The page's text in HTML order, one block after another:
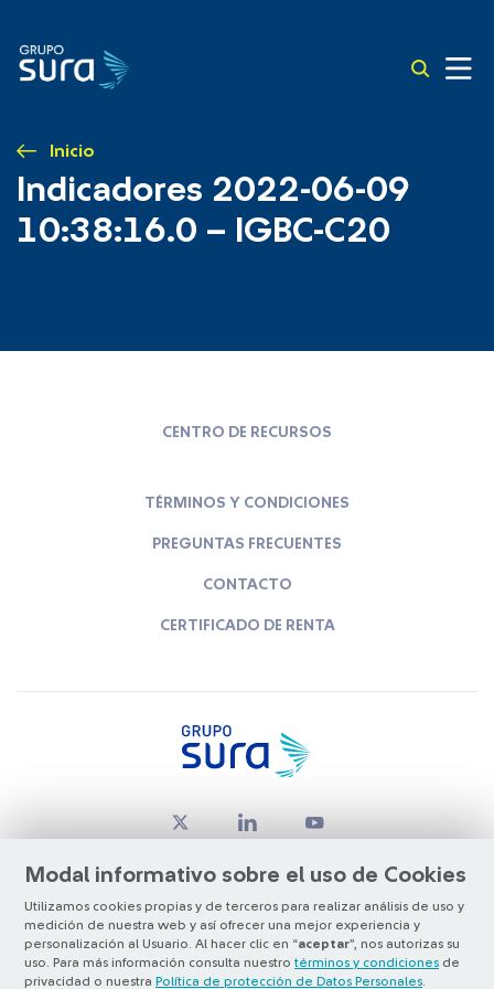
Inicio
Indicadores 2022-06-09
10:38:16.0 – IGBC-C20
Modal informativo sobre el uso de Cookies
Utilizamos cookies propias y de terceros para realizar análisis de uso y
medición de nuestra web y así ofrecer una mejor experiencia y
personalización al Usuario. Al hacer clic en “aceptar”, nos autorizas su
uso. Para más información consulta nuestro términos y condiciones de
privacidad o nuestra Política de protección de Datos Personales
CENTRO DE RECURSOS
TÉRMINOS Y CONDICIONES
PREGUNTAS FRECUENTES
CONTACTO
CERTIFICADO DE RENTA
© Copyright Grupo SURA 2026